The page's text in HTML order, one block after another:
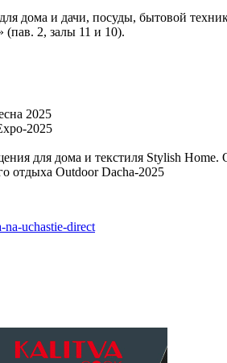
дома и дачи, посуды, бытовой
2, залы 11 и 10).
2025
2025
для дома и текстиля Stylish Home.
отдыха Outdoor Dacha-2025
uchastie-direct